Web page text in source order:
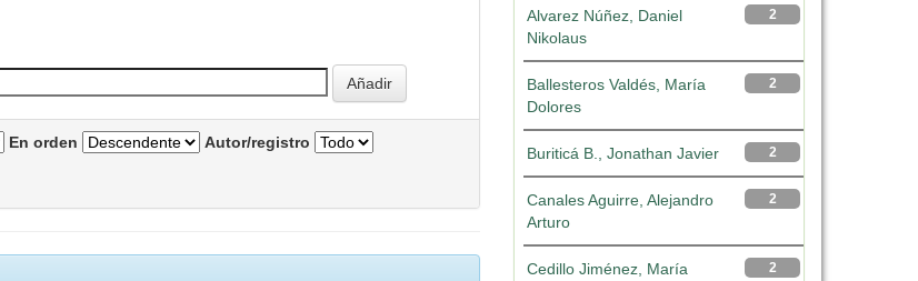
En orden Autor/registro
2
Alvarez Núñez, Daniel
Nikolaus
2
Ballesteros Valdés, María
Dolores
2
Buriticá B., Jonathan Javier
2
Canales Aguirre, Alejandro
Arturo
2
Cedillo Jiménez, María